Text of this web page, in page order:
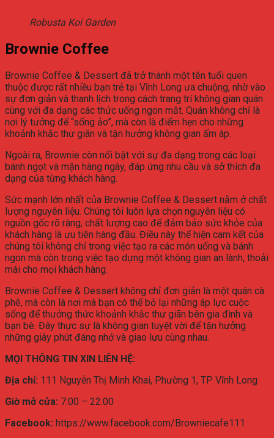
Robusta Koi Garden
Brownie Coffee
Brownie Coffee & Dessert đã trở thành một tên tuổi quen
thuộc được rất nhiều bạn trẻ tại Vĩnh Long ưa chuộng, nhờ vào
sự đơn giản và thanh lịch trong cách trang trí không gian quán
cùng với đa dạng các thức uống ngon mắt. Quán không chỉ là
nơi lý tưởng để “sống ảo”, mà còn là điểm hẹn cho những
khoảnh khắc thư giãn và tận hưởng không gian ấm áp.
Ngoài ra, Brownie còn nổi bật với sự đa dạng trong các loại
bánh ngọt và mặn hàng ngày, đáp ứng nhu cầu và sở thích đa
dạng của từng khách hàng.
Sức mạnh lớn nhất của Brownie Coffee & Dessert nằm ở chất
lượng nguyên liệu. Chúng tôi luôn lựa chọn nguyên liệu có
nguồn gốc rõ ràng, chất lượng cao để đảm bảo sức khỏe của
khách hàng là ưu tiên hàng đầu. Điều này thể hiện cam kết của
chúng tôi không chỉ trong việc tạo ra các món uống và bánh
ngon mà còn trong việc tạo dựng một không gian an lành, thoải
mái cho mọi khách hàng.
Brownie Coffee & Dessert không chỉ đơn giản là một quán cà
phê, mà còn là nơi mà bạn có thể bỏ lại những áp lực cuộc
sống để thưởng thức khoảnh khắc thư giãn bên gia đình và
bạn bè. Đây thực sự là không gian tuyệt vời để tận hưởng
những giây phút đáng nhớ và giao lưu cùng nhau.
MỌI THÔNG TIN XIN LIÊN HỆ:
Địa chỉ: 111 Nguyễn Thị Minh Khai, Phường 1, TP Vĩnh Long
Giờ mở cửa: 7:00 – 22:00
Facebook: https://www.facebook.com/Browniecafe111